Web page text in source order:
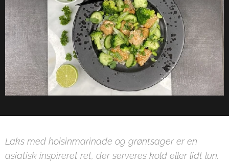
Laks med hoisinmarinade og grøntsager er en
asiatisk inspireret ret, der serveres kold eller lidt lun.